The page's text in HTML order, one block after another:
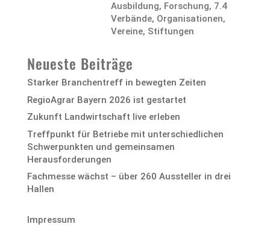
Ausbildung, Forschung, 7.4
Verbände, Organisationen,
Vereine, Stiftungen
Neueste Beiträge
Starker Branchentreff in bewegten Zeiten
RegioAgrar Bayern 2026 ist gestartet
Zukunft Landwirtschaft live erleben
Treffpunkt für Betriebe mit unterschiedlichen
Schwerpunkten und gemeinsamen
Herausforderungen
Fachmesse wächst – über 260 Aussteller in drei
Hallen
Impressum